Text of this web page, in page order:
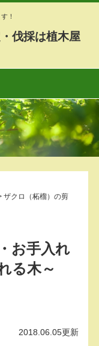
！
伐採は植木屋
ザクロ（柘榴）の剪
お手入れ
る木～
2018.06.05更新